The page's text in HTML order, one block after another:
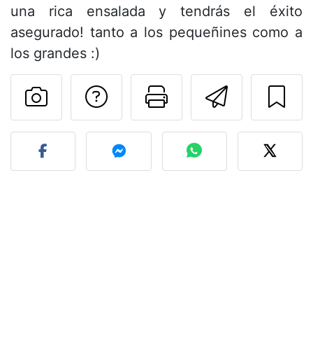
una rica ensalada y tendrás el éxito
asegurado! tanto a los pequeñines como a
los grandes :)
Imprimir
Preguntar al autor
Publicar la foto de esta